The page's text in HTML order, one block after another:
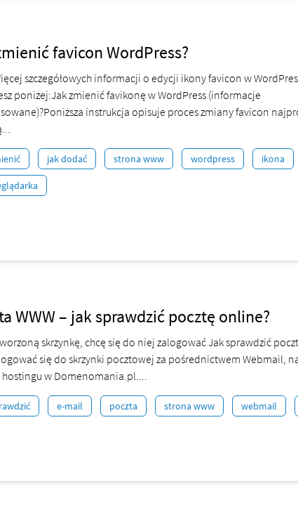
favicon WordPress?
szczegółowych informacji o edycji ikony favicon w
poniżej:Jak zmienić favikonę w WordPress (informacje
instrukcja opisuje proces zmiany favicon
jak dodać strona www wordpress ikona
WWW – jak sprawdzić pocztę online?
skrzynkę, chcę się do niej zalogować Jak sprawdzić
się do skrzynki pocztowej za pośrednictwem Webmail,
w Domenomania.pl....
e-mail poczta strona www webmail